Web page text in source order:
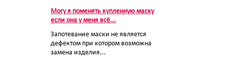
Могу я поменять купленную маску
если она у меня всё...
Запотевание маски не является
дефектом при котором возможна
замена изделия...